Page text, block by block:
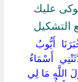
عليك
التشكيل
‏أَيُّوبُ
‏أَسْمَاءُ
اللَّهِ مَا لِي